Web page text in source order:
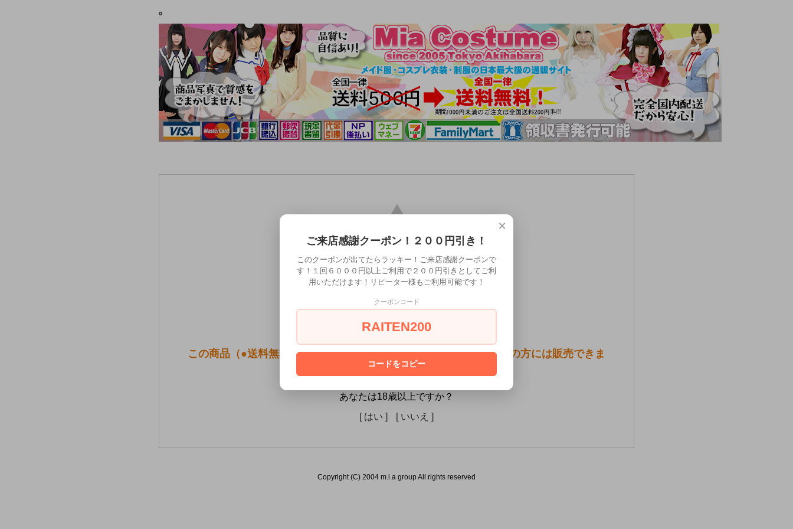
この商品（●送料無料●ヒダ感フリックヴァギナーニュ）は18歳未満の方には販売できま
せん。
あなたは18歳以上ですか？
[ はい ]
[ いいえ ]
Copyright (C) 2004 m.i.a group All rights reserved
×
ご来店感謝クーポン！２００円引き！
このクーポンが出てたらラッキー！ご来店感謝クーポンで
す！１回６０００円以上ご利用で２００円引きとしてご利
用いただけます！リピーター様もご利用可能です！
クーポンコード
RAITEN200
コードをコピー